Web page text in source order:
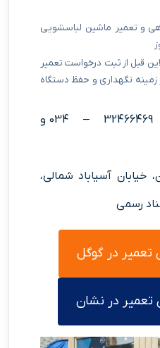
و تعمیر ماشین لباسشویی
قبل از ثبت درخواست تعمیر
زمینه نگهداری و حفظ دستگاه
📞 شماره تماس: 32466469 – 034 و
خیابان آسیاباد شمالی،
تعمیر در گوگل
تعمیر در نشان